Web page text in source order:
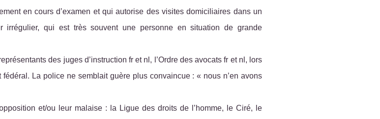
en cours d’examen et qui autorise des visites domiciliaires dans un
irrégulier, qui est très souvent une personne en situation de grande
des juges d’instruction fr et nl, l’Ordre des avocats fr et nl, lors
La police ne semblait guère plus convaincue : « nous n’en avons
et/ou leur malaise : la Ligue des droits de l’homme, le Ciré, le